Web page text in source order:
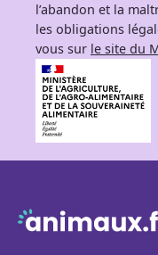
l’abandon et la
les obligations
vous sur le site du